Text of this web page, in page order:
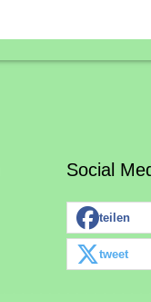
Social
teilen
tweet